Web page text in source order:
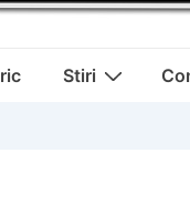
Stiri